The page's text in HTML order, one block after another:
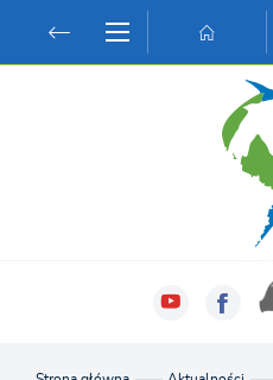
Przejdź do wyszukiwarki.
Przejdź do ustawień wielkości czcionki.
Włącz wersję kontrastową strony.